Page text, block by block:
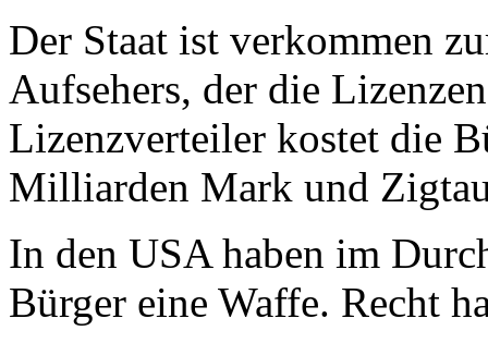
Der Staat ist verkommen
Aufsehers, der die
Lizenzverteiler kostet die
Milliarden Mark und
In den USA haben im
Bürger eine Waffe. Recht